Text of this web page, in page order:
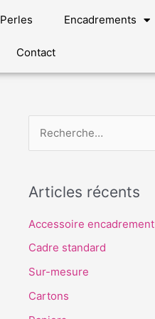
Perles Encadrements
Contact
h
e
r
Articles récents
Accessoire encadrement
Cadre standard
Sur-mesure
Cartons